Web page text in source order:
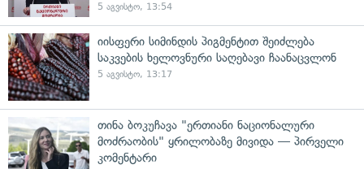
5 აგვისტო, 13:54
იისფერი სიმინდის პიგმენტით შეიძლება
საკვების ხელოვნური საღებავი ჩაანაცვლონ
5 აგვისტო, 13:17
თინა ბოკუჩავა "ერთიანი ნაციონალური
მოძრაობის" ყრილობაზე მივიდა — პირველი
კომენტარი